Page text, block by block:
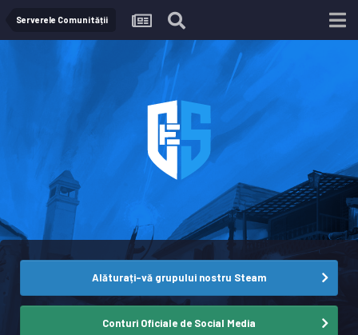
Serverele Comunității
Alăturați-vă grupului nostru Steam
Conturi Oficiale de Social Media